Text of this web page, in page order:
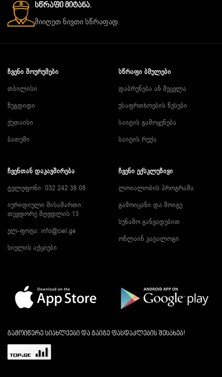
Სწრაფი Მიტანა.
მიიღეთ ნივთი სწრაფად.
ᲩᲕᲔᲜᲘ ᲨᲝᲣᲠᲣᲛᲔᲑᲘ
თბილისი
ზუგდიდი
ქუთაისი
ბათუმი
ᲡᲬᲠᲐᲤᲘ ᲑᲛᲣᲚᲔᲑᲘ
დაბრუნება ან შეცვლა
უსაფრთხოების წესები
საიტის გამოყენება
საიტის რუქა
ᲩᲕᲔᲜᲗᲐᲜ ᲓᲐᲙᲐᲕᲨᲘᲠᲔᲑᲐ
ტელეფონი: 032 242 38 08
იურიდიული მისამართი:
თევდორე მღვდლის 13
ელ-ფოტა: info@ciel.ge
სიელის აქციები
ᲩᲕᲔᲜᲘ ᲔᲥᲡᲙᲚᲣᲖᲘᲕᲘ
ლოიალობის პროგრამა
გამოიცანი და მოიგე
სუნამო განვადებით
ონლაინ კატალოგი
გამოიწერე სიახლეები და გაიგე ფასდაკლების შესახებ!